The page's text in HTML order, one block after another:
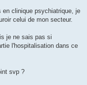
clinique psychiatrique, je
celui de mon secteur.
je ne sais pas si
l'hospitalisation dans ce
svp ?